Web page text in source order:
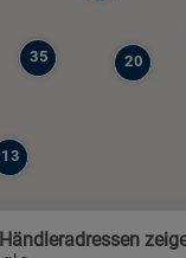
35
13
20
Händleradressen